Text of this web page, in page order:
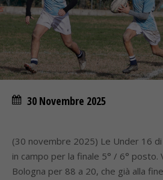
30 Novembre 2025
(30 novembre 2025) Le Under 16 di
in campo per la finale 5° / 6°
Bologna per 88 a 20, che già alla